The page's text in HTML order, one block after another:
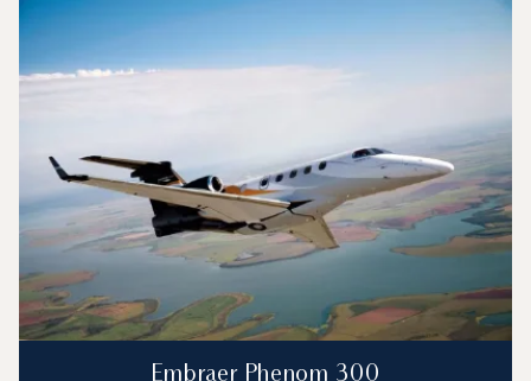
Embraer Phenom 300